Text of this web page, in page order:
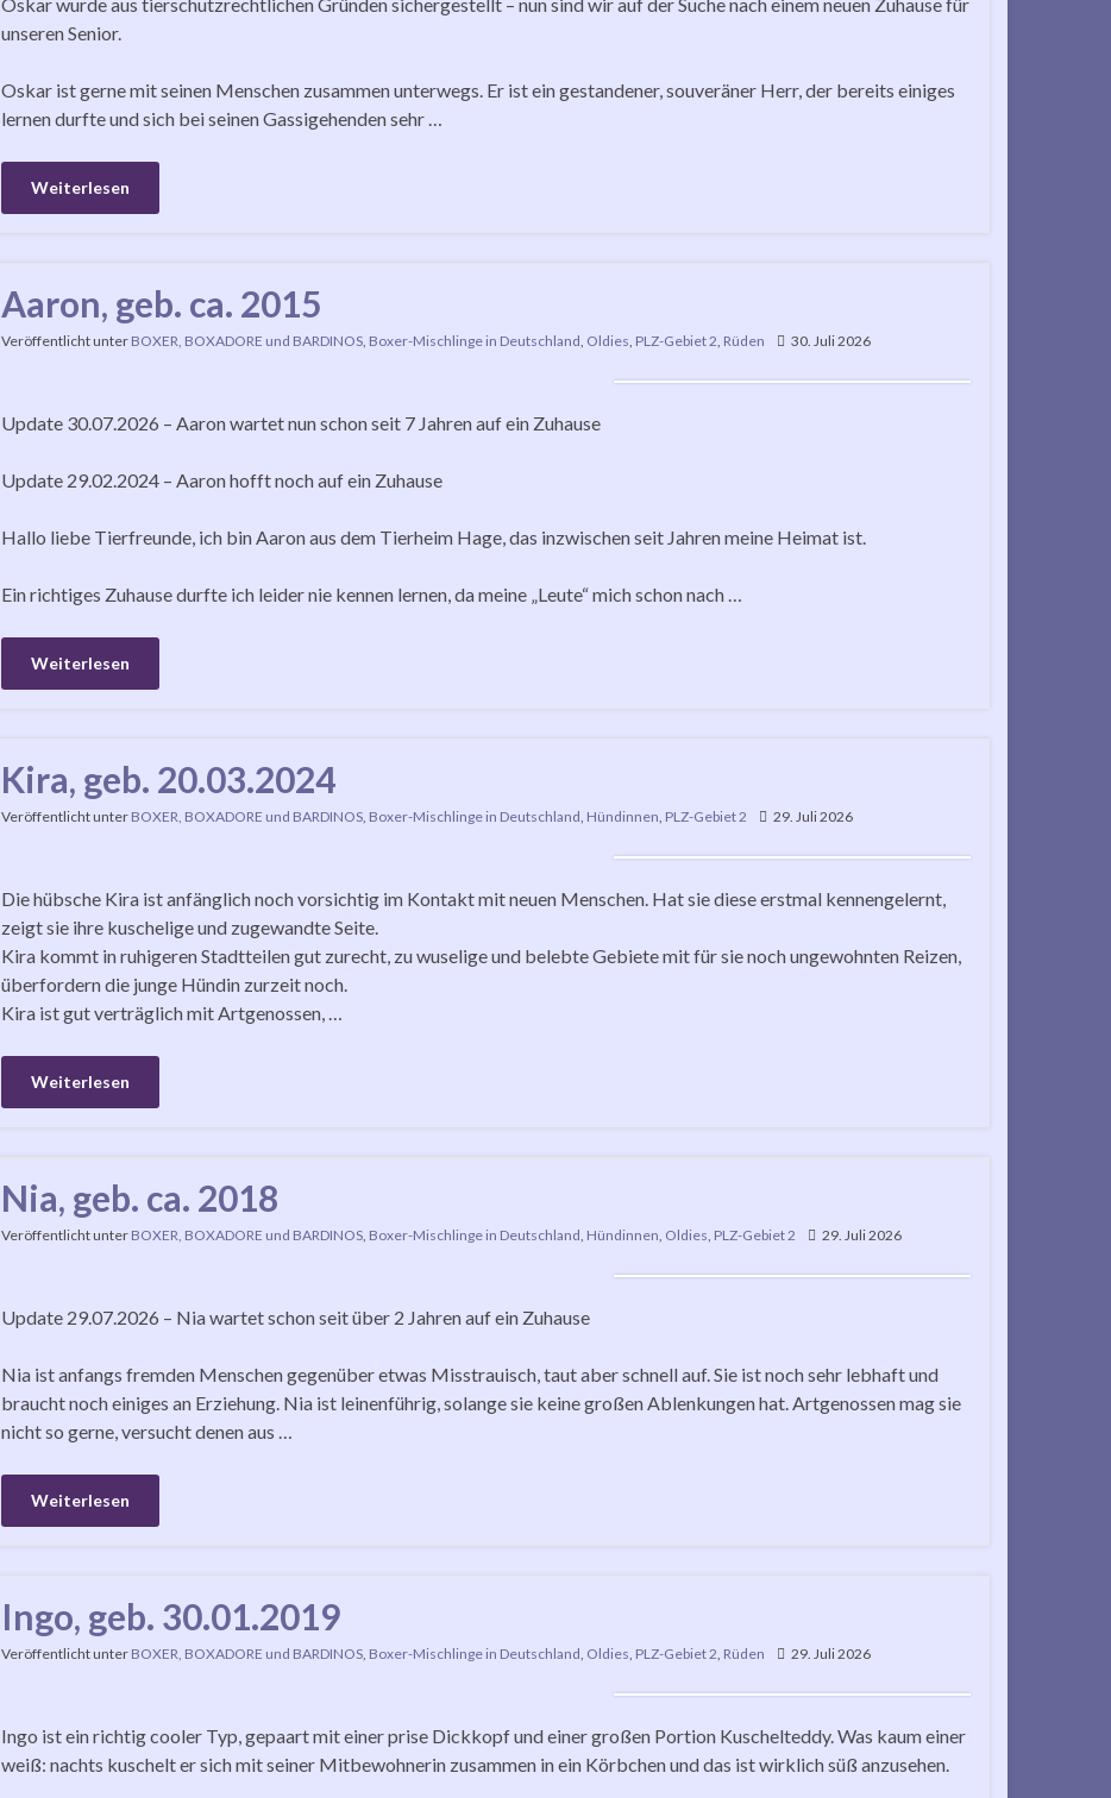
unseren Senior.
Oskar ist gerne mit seinen Menschen zusammen unterwegs. Er ist ein gestandener, souveräner Herr, der bereits einiges
lernen durfte und sich bei seinen Gassigehenden sehr …
Weiterlesen
Aaron, geb. ca. 2015
Veröffentlicht unter BOXER, BOXADORE und BARDINOS, Boxer-Mischlinge in Deutschland Oldies PLZ-Gebiet 2 Rüden 30. Juli 2026
Update 30.07.2026 – Aaron wartet nun schon seit 7 Jahren auf ein Zuhause
Update 29.02.2024 – Aaron hofft noch auf ein Zuhause
Hallo liebe Tierfreunde, ich bin Aaron aus dem Tierheim Hage, das inzwischen seit Jahren meine Heimat ist.
Ein richtiges Zuhause durfte ich leider nie kennen lernen, da meine „Leute“ mich schon nach …
Weiterlesen
Kira, geb. 20.03.2024
Veröffentlicht unter BOXER, BOXADORE und BARDINOS, Boxer-Mischlinge in Deutschland Hündinnen PLZ-Gebiet 2 29. Juli 2026
Die hübsche Kira ist anfänglich noch vorsichtig im Kontakt mit neuen Menschen. Hat sie diese erstmal kennengelernt,
zeigt sie ihre kuschelige und zugewandte Seite.
Kira kommt in ruhigeren Stadtteilen gut zurecht, zu wuselige und belebte Gebiete mit für sie noch ungewohnten Reizen,
überfordern die junge Hündin zurzeit noch.
Kira ist gut verträglich mit Artgenossen, …
Weiterlesen
Nia, geb. ca. 2018
Veröffentlicht unter BOXER, BOXADORE und BARDINOS, Boxer-Mischlinge in Deutschland Hündinnen Oldies PLZ-Gebiet 2 29. Juli 2026
Update 29.07.2026 – Nia wartet schon seit über 2 Jahren auf ein Zuhause
Nia ist anfangs fremden Menschen gegenüber etwas Misstrauisch, taut aber schnell auf. Sie ist noch sehr lebhaft und
braucht noch einiges an Erziehung. Nia ist leinenführig, solange sie keine großen Ablenkungen hat. Artgenossen mag sie
nicht so gerne, versucht denen aus …
Weiterlesen
Ingo, geb. 30.01.2019
Veröffentlicht unter BOXER, BOXADORE und BARDINOS, Boxer-Mischlinge in Deutschland Oldies PLZ-Gebiet 2 Rüden 29. Juli 2026
Ingo ist ein richtig cooler Typ, gepaart mit einer prise Dickkopf und einer großen Portion Kuschelteddy. Was kaum einer
weiß: nachts kuschelt er sich mit seiner Mitbewohnerin zusammen in ein Körbchen und das ist wirklich süß anzusehen.